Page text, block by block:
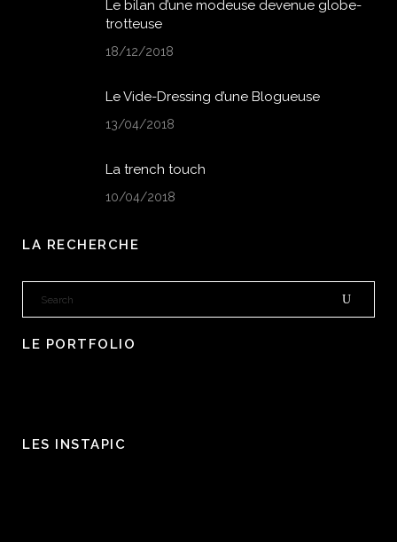
Le bilan d’une modeuse devenue globe-
trotteuse
18/12/2018
Le Vide-Dressing d’une Blogueuse
13/04/2018
La trench touch
10/04/2018
LA RECHERCHE
LE PORTFOLIO
LES INSTAPIC